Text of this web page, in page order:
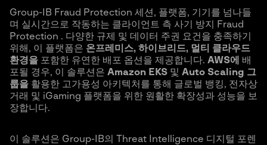
Group-IB Fraud Protection 세션, 플랫폼, 기기를 넘나들
며 실시간으로 작동하는 클라이언트 측 사기 방지 Fraud
Protection . 다양한 규제 및 데이터 주권 요건을 충족하기
위해, 이 플랫폼은 온프레미스, 하이브리드, 멀티 클라우드
환경을 포함한 유연한 배포 옵션을 제공합니다. AWS에
배
포될 경우, 이 솔루션은 Amazon EKS 및 Auto Scaling 그
룹을 활용한 고가용성 아키텍처를 통해 글로벌 뱅킹, 전자상
거래 및 iGaming 플랫폼을 위한 원활한 확장성과 성능을 보
장합니다.
이 솔루션은 Group-IB의 Threat Intelligence 디지털 포렌